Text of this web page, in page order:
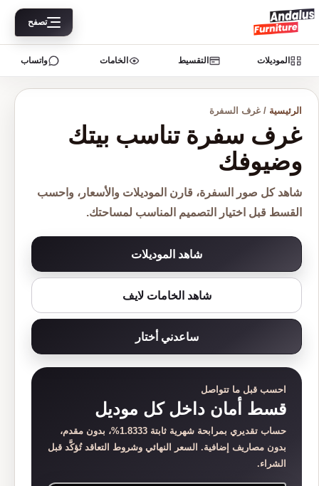
تصفح
الموديلات التقسيط الخامات واتساب
الرئيسية / غرف السفرة
غرف سفرة تناسب بيتك
وضيوفك
شاهد كل صور السفرة، قارن الموديلات والأسعار، واحسب
القسط قبل اختيار التصميم المناسب لمساحتك.
شاهد الموديلات
شاهد الخامات لايف
ساعدني أختار
احسب قبل ما تتواصل
قسط أمان داخل كل موديل
حساب تقديري بمرابحة شهرية ثابتة 1.8333%، بدون مقدم،
بدون مصاريف إضافية. السعر النهائي وشروط التعاقد تُؤكَّد قبل
الشراء.